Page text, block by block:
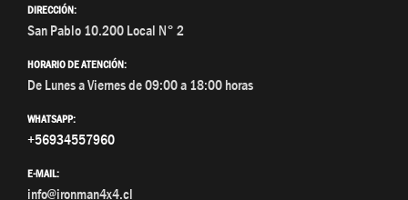
DIRECCIÓN:
San Pablo 10.200 Local N° 2
HORARIO DE ATENCIÓN:
De Lunes a Viernes de 09:00 a 18:00 horas
WHATSAPP:
+56934557960
E-MAIL:
info@ironman4x4.cl